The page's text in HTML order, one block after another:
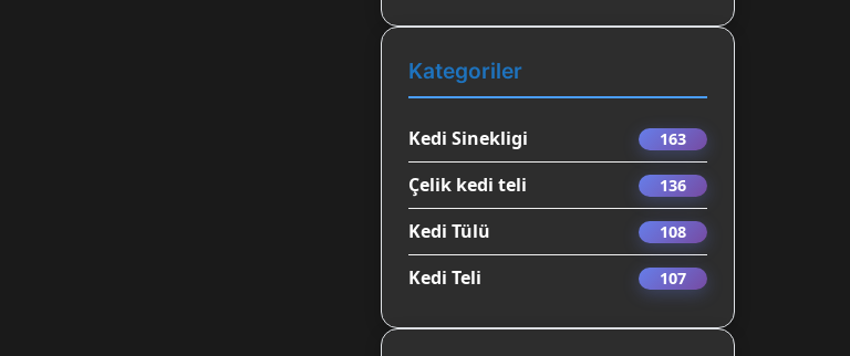
Kategoriler
Kedi Sinekligi 163
Çelik kedi teli 136
Kedi Tülü 108
Kedi Teli 107